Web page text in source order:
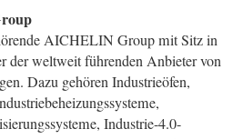
AICHELIN Group mit Sitz in
der weltweit führenden Anbieter von
Dazu gehören Industrieöfen,
Industrie-4.0-